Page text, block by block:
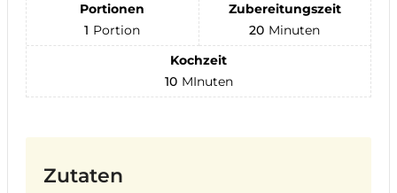
Portionen
1 Portion
Zubereitungszeit
20 Minuten
Kochzeit
10 MInuten
Zutaten